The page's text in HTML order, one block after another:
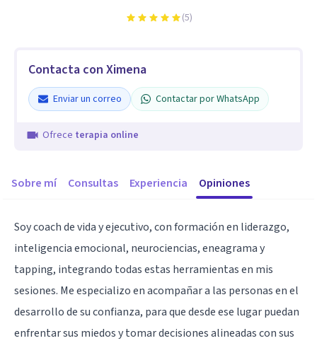
(5)
Contacta con Ximena
Enviar un correo Contactar por WhatsApp
Ofrece terapia online
Sobre mí Consultas Experiencia Opiniones
Soy coach de vida y ejecutivo, con formación en liderazgo,
inteligencia emocional, neurociencias, eneagrama y
tapping, integrando todas estas herramientas en mis
sesiones. Me especializo en acompañar a las personas en el
desarrollo de su confianza, para que desde ese lugar puedan
enfrentar sus miedos y tomar decisiones alineadas con sus